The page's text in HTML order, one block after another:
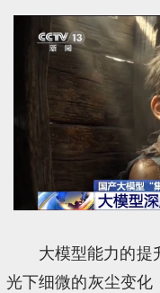
大模型能力的提
光下细微的灰尘变化